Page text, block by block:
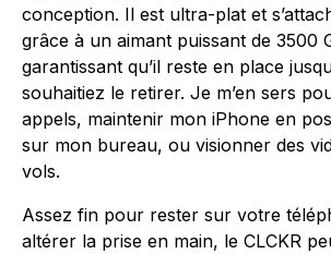
conception. Il est ultra-plat et
grâce à un aimant puissant de 3500
garantissant qu’il reste en place
souhaitiez le retirer. Je m’en sers
appels, maintenir mon iPhone en
sur mon bureau, ou visionner des
vols.
Assez fin pour rester sur votre
altérer la prise en main, le CLCKR